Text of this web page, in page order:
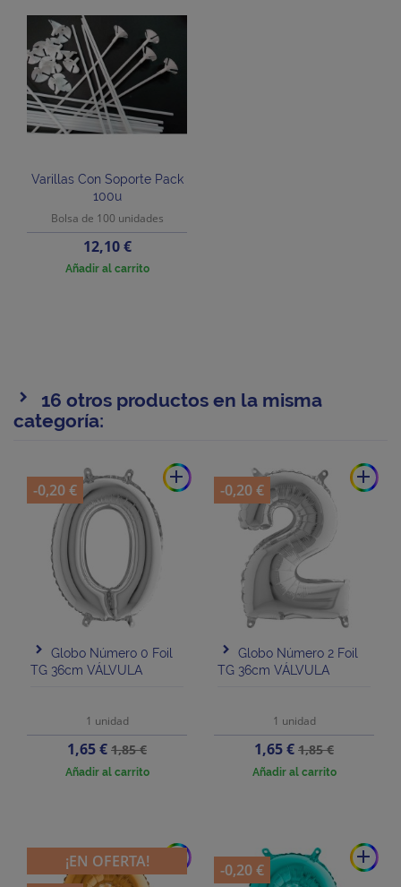
Varillas Con Soporte Pack
100u
Bolsa de 100 unidades
Precio
12,10 €
Añadir al carrito
16 otros productos en la misma
categoría:
add
Globo Número 0 Foil
TG 36cm VÁLVULA
1 unidad
Precio
1,65 €Precio
base
1,85 €
Añadir al carrito
-0,20 €
add
Globo Número 2 Foil
TG 36cm VÁLVULA
1 unidad
Precio
1,65 €Precio
base
1,85 €
Añadir al carrito
-0,20 €
add
¡EN OFERTA! add
-0,20 €